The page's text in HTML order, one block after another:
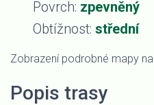
Povrch: zpevněný
Obtížnost:střední
Zobrazení podrobné mapy na
Popis trasy